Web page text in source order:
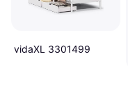
vidaXL 3301499